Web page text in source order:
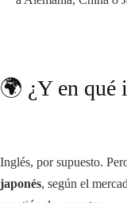
🌍 ¿Y en qué
Inglés, por supuesto.
japonés, según el